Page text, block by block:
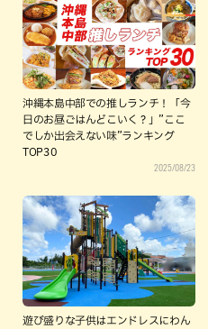
沖縄本島中部での推しランチ！「今
日のお昼ごはんどこいく？」”ここ
でしか出会えない味”ランキング
TOP30
2025/08/23
遊び盛りな子供はエンドレスにわん